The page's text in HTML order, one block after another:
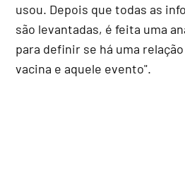
usou. Depois que todas as
são levantadas, é feita uma
para definir se há uma
vacina e aquele evento".